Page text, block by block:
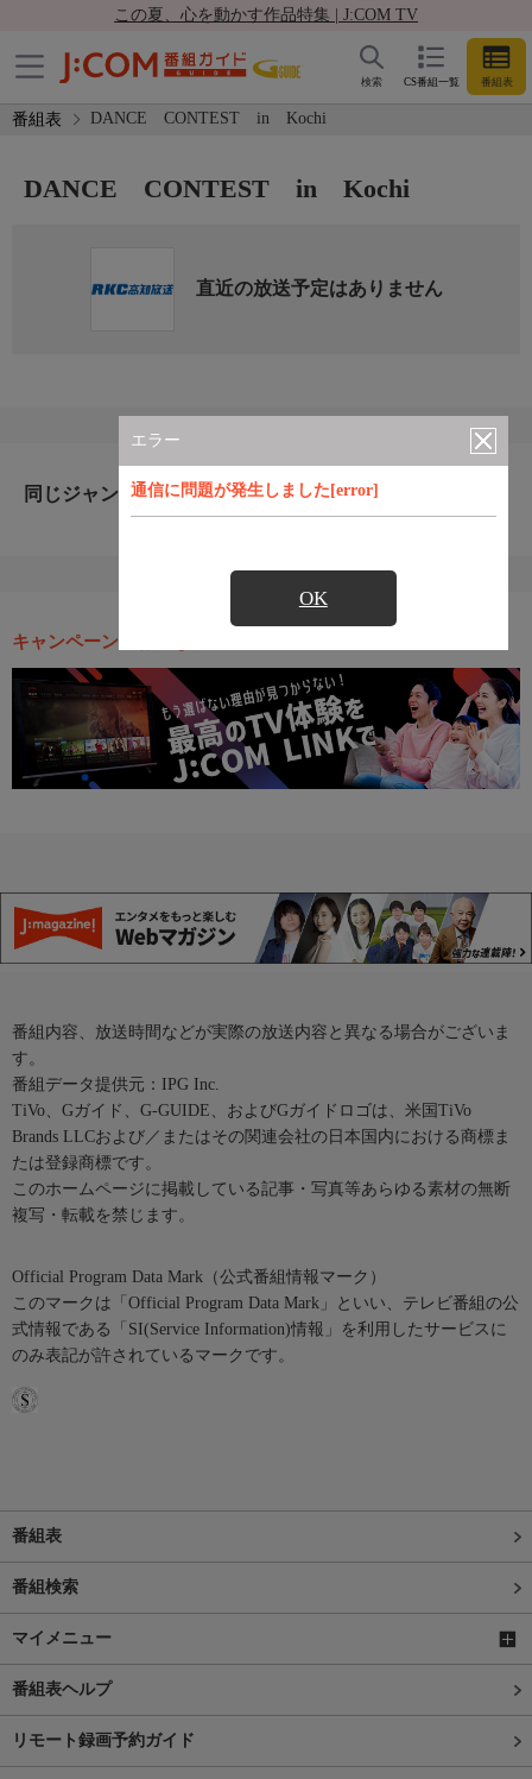
この夏、心を動かす作品特集 | J:COM TV
CS番組一覧 番組表
検索
番組表 DANCE CONTEST in Kochi
エラー
通信に問題が発生しました[error]
OK
DANCE CONTEST in Kochi
直近の放送予定はありません
同じジャンルのおすすめ番組
キャンペーン・お得な情報
番組内容、放送時間などが実際の放送内容と異なる場合がございま
す。
番組データ提供元：IPG Inc.
TiVo、Gガイド、G-GUIDE、およびGガイドロゴは、米国TiVo
Brands LLCおよび／またはその関連会社の日本国内における商標ま
たは登録商標です。
このホームページに掲載している記事・写真等あらゆる素材の無断
複写・転載を禁じます。
Official Program Data Mark（公式番組情報マーク）
このマークは「Official Program Data Mark」といい、テレビ番組の公
式情報である「SI(Service Information)情報」を利用したサービスに
のみ表記が許されているマークです。
番組表
番組検索
マイメニュー
番組表ヘルプ
リモート録画予約ガイド